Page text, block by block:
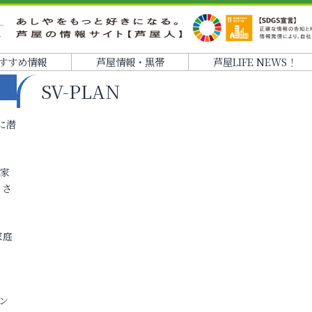
すめ情報 芦屋情報・黒帯 芦屋LIFE NEWS！
SV-PLAN
潜